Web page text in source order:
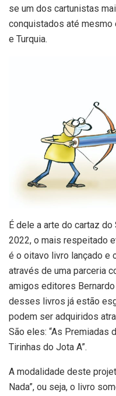
se um dos cartunistas
conquistados até mesmo
e Turquia.
É dele a arte do cartaz
2022, o mais respeitado
é o oitavo livro lançado e
através de uma parceria
amigos editores
desses livros já estão
podem ser adquiridos
São eles: “As Premiadas
Tirinhas do Jota A”.
A modalidade deste
Nada”, ou seja, o livro